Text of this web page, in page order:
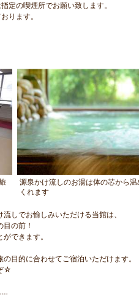
定の喫煙所でお願い致します。
ります。
源泉かけ流しのお湯は体の芯から温
くれます
しでお愉しみいただける当館は、
の前！
できます。
目的に合わせてご宿泊いただけます。
☆